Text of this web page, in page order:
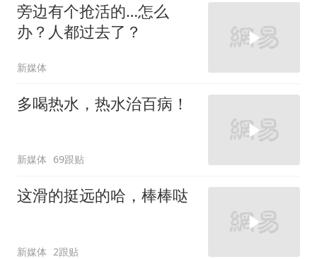
旁边有个抢活的…怎么
办？人都过去了？
新媒体
多喝热水，热水治百病！
新媒体 69跟贴
这滑的挺远的哈，棒棒哒
新媒体 2跟贴